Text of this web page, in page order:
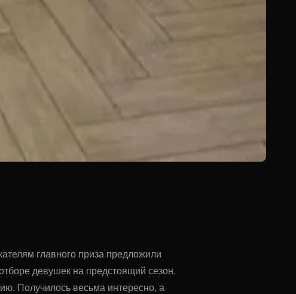
главного приза предложили
девушек на предстоящий сезон.
Получилось весьма интересно, а